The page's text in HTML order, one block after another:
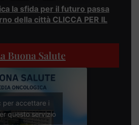
la sfida per il futuro passa
della città CLICCA PER IL
Buona Salute
per accettare i
questo servizio